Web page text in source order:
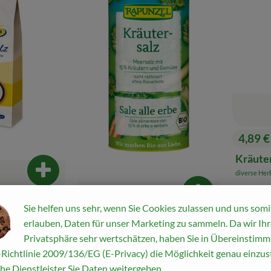
1kg
Produkt zum Warenkorb hinzufügen
, Preis:
1,99 €/ 125 g
Kräutersalz mit 15%
Kräutern & Gemüse
, Preis:
4,89 €
, Herkunft:
diverse
Sie helfen uns sehr, wenn Sie Cookies zulassen und uns
erlauben, Daten für unser Marketing zu sammeln. Da wir
Privatsphäre sehr wertschätzen, haben Sie in
2009/136/EG (E-Privacy) die Möglichkeit genau
Dienstleister Sie Daten weitergeben.